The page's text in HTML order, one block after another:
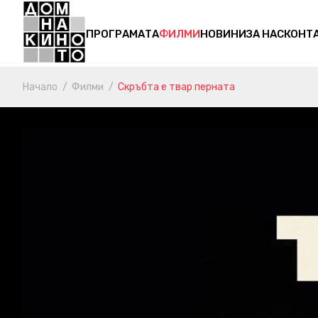
ПРОГРАМАТАФИЛМИНОВИНИЗА НАС
Начало Филми Скръбта е твар перната